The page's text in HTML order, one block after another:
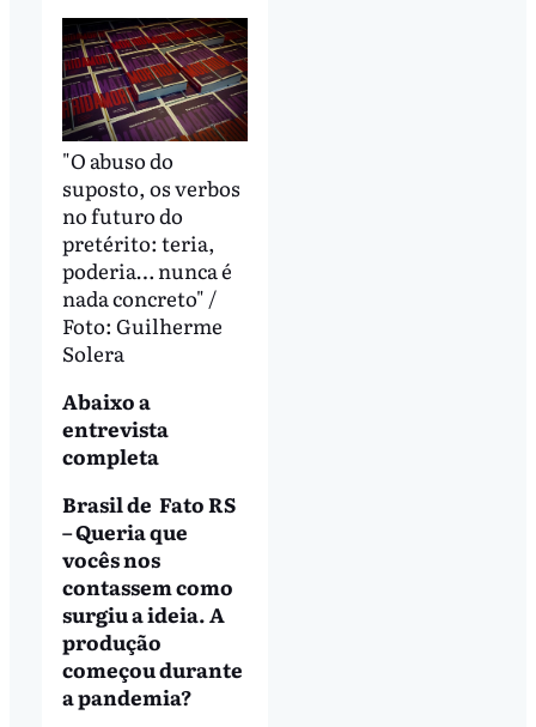
"O abuso do
suposto, os verbos
no futuro do
pretérito: teria,
poderia… nunca é
nada concreto" /
Foto: Guilherme
Solera
Abaixo a
entrevista
completa
Brasil de Fato RS
– Queria que
vocês nos
contassem como
surgiu a ideia. A
produção
começou durante
a pandemia?